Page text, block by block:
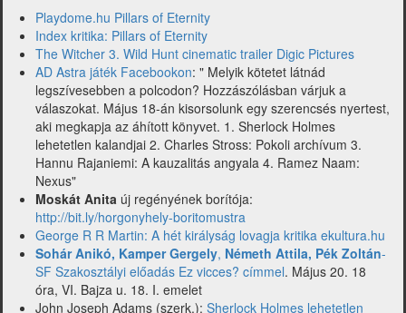
Playdome.hu Pillars of Eternity
Index kritika: Pillars of Eternity
The Witcher 3. Wild Hunt cinematic trailer Digic Pictures
AD Astra játék Facebookon: " Melyik kötetet látnád
legszívesebben a polcodon? Hozzászólásban várjuk a
válaszokat. Május 18-án kisorsolunk egy szerencsés nyertest,
aki megkapja az áhított könyvet. 1. Sherlock Holmes
lehetetlen kalandjai 2. Charles Stross: Pokoli archívum 3.
Hannu Rajaniemi: A kauzalitás angyala 4. Ramez Naam:
Nexus"
Moskát Anita új regényének borítója:
http://bit.ly/horgonyhely-boritomustra
George R R Martin: A hét királyság lovagja kritika ekultura.hu
Sohár Anikó, Kamper Gergely, Németh Attila, Pék Zoltán-
SF Szakosztályi előadás Ez vicces? címmel. Május 20. 18
óra, VI. Bajza u. 18. I. emelet
John Joseph Adams (szerk.): Sherlock Holmes lehetetlen